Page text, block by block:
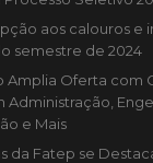
aos calouros e
semestre de 2024
Amplia Oferta com
Administração,
e Mais
da Fatep se